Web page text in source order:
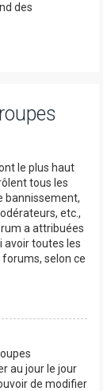
des
le plus haut
tous les
bannissement,
etc.,
a attribuées
avoir toutes les
selon ce
au jour le jour
de modifier